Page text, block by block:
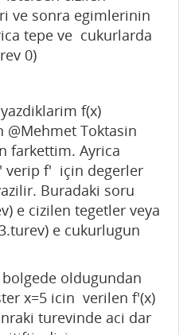
ve sonra egimlerinin
tepe ve cukurlarda
0)
f(x)
Toktasin
farkettim. Ayrica
verip f' için degerler
Buradaki soru
e cizilen tegetler veya
e cukurlugun
oldugundan
x=5 icin verilen f'(x)
turevinde aci dar